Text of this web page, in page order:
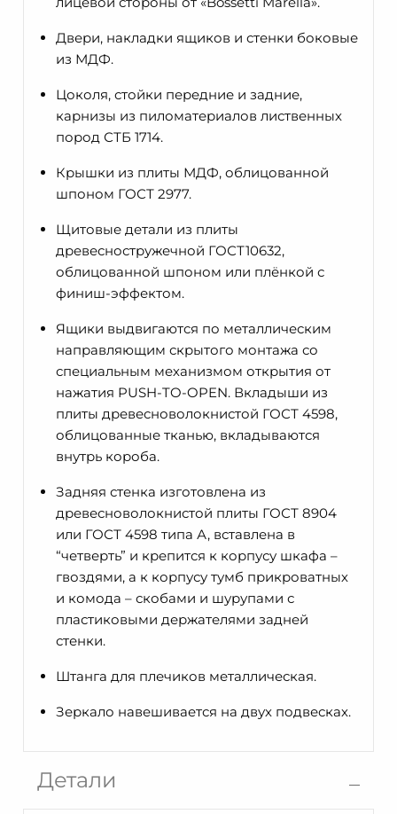
Двери, накладки ящиков и стенки боковые
из МДФ.
Цоколя, стойки передние и задние,
карнизы из пиломатериалов лиственных
пород СТБ 1714.
Крышки из плиты МДФ, облицованной
шпоном ГОСТ 2977.
Щитовые детали из плиты
древесностружечной ГОСТ10632,
облицованной шпоном или плёнкой с
финиш-эффектом.
Ящики выдвигаются по металлическим
направляющим скрытого монтажа со
специальным механизмом открытия от
нажатия PUSH-TO-OPEN. Вкладыши из
плиты древесноволокнистой ГОСТ 4598,
облицованные тканью, вкладываются
внутрь короба.
Задняя стенка изготовлена из
древесноволокнистой плиты ГОСТ 8904
или ГОСТ 4598 типа А, вставлена в
“четверть” и крепится к корпусу шкафа –
гвоздями, а к корпусу тумб прикроватных
и комода – скобами и шурупами с
пластиковыми держателями задней
стенки.
Штанга для плечиков металлическая.
Зеркало навешивается на двух подвесках.
Детали